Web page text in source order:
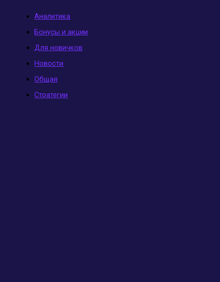
Аналитика
Бонусы и акции
Для новичков
Новости
Общая
Стратегии